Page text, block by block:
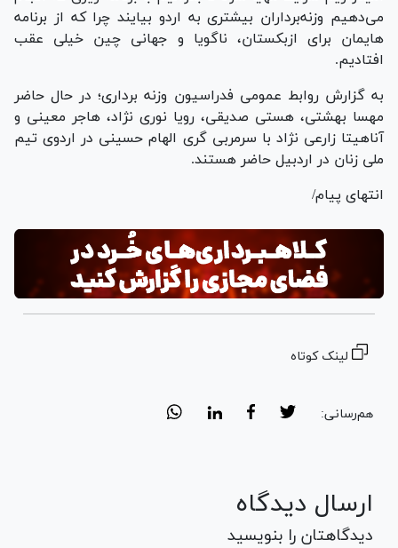
می‌دهیم وزنه‌برداران بیشتری به اردو بیایند چرا که از برنامه
هایمان برای ازبکستان، ناگویا و جهانی چین خیلی عقب
افتادیم.
به گزارش روابط عمومی فدراسیون وزنه برداری؛ در حال حاضر
مهسا بهشتی، هستی صدیقی، رویا نوری نژاد، هاجر معینی و
آناهیتا زارعی نژاد با سرمربی گری الهام حسینی در اردوی تیم
ملی زنان در اردبیل حاضر هستند.
انتهای پیام/
لینک کوتاه
هم‌رسانی:
ارسال دیدگاه
دیدگاهتان را بنویسید